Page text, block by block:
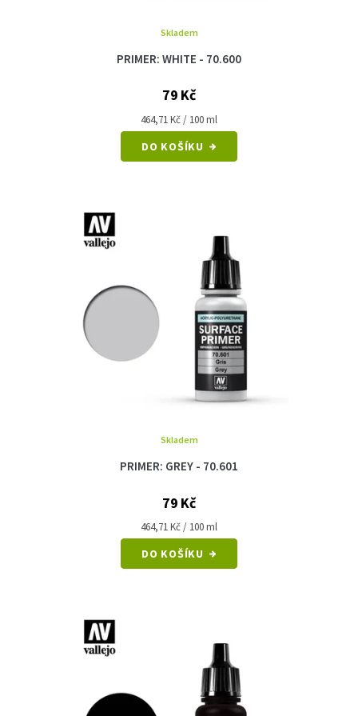
PRIMER: WHITE - 70.600
Skladem
79 Kč
Měrná
cena:
464,71 Kč / 100 ml
DO KOŠÍKU
PRIMER: GREY - 70.601
Skladem
79 Kč
Měrná
cena:
464,71 Kč / 100 ml
DO KOŠÍKU